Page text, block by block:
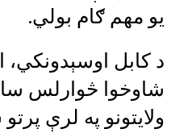
یو مهم ګام بولي.
د کابل اوسېدونکي،
شاوخوا څوارلس
ولایتونو په لرې